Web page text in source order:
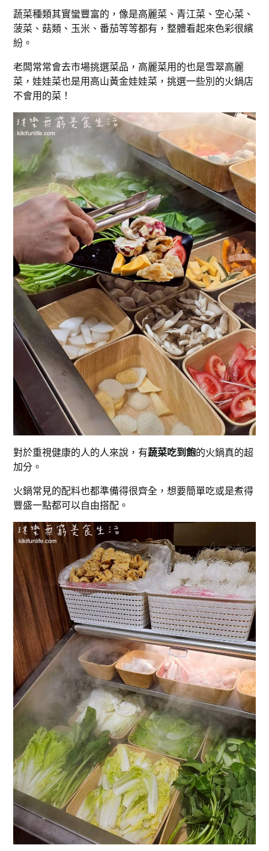
蔬菜種類其實蠻豐富的，像是高麗菜、青江菜、空心菜、
菠菜、菇類、玉米、番茄等等都有，整體看起來色彩很繽
紛。
老闆常常會去市場挑選菜品，高麗菜用的也是雪翠高麗
菜，娃娃菜也是用高山黃金娃娃菜，挑選一些別的火鍋店
不會用的菜！
對於重視健康的人的人來說，有蔬菜吃到飽的火鍋真的超
加分。
火鍋常見的配料也都準備得很齊全，想要簡單吃或是煮得
豐盛一點都可以自由搭配。